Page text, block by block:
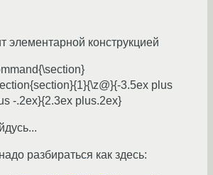
элементарной конструкцией
3.5ex plus
-.2ex}{2.3ex plus.2ex}
разбираться как здесь: